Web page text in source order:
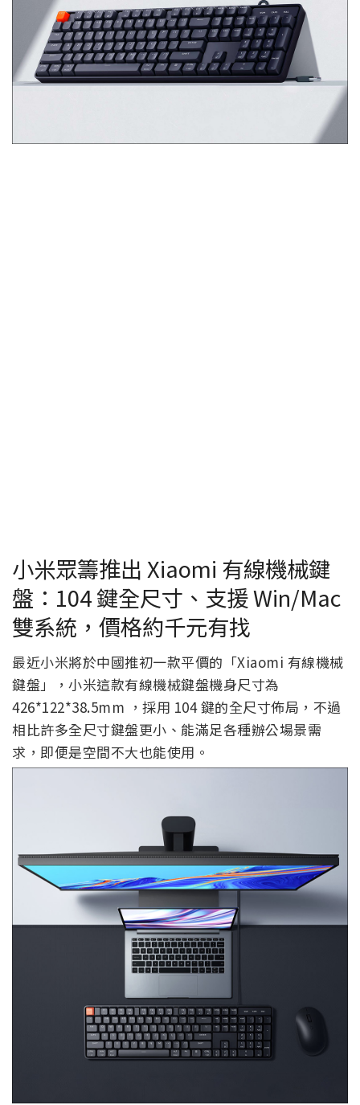
小米眾籌推出 Xiaomi 有線機械鍵
盤：104 鍵全尺寸、支援 Win/Mac
雙系統，價格約千元有找
最近小米將於中國推初一款平價的「Xiaomi 有線機械
鍵盤」，小米這款有線機械鍵盤機身尺寸為
426*122*38.5mm ，採用 104 鍵的全尺寸佈局，不過
相比許多全尺寸鍵盤更小、能滿足各種辦公場景需
求，即便是空間不大也能使用。